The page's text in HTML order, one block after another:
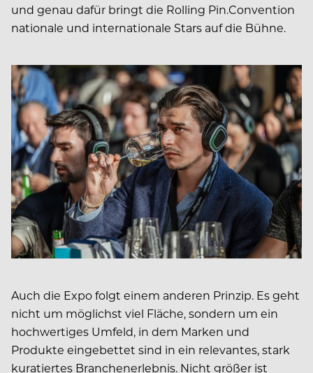
und genau dafür bringt die Rolling Pin.Convention
nationale und internationale Stars auf die Bühne.
Auch die Expo folgt einem anderen Prinzip. Es geht
nicht um möglichst viel Fläche, sondern um ein
hochwertiges Umfeld, in dem Marken und
Produkte eingebettet sind in ein relevantes, stark
kuratiertes Branchenerlebnis. Nicht größer ist